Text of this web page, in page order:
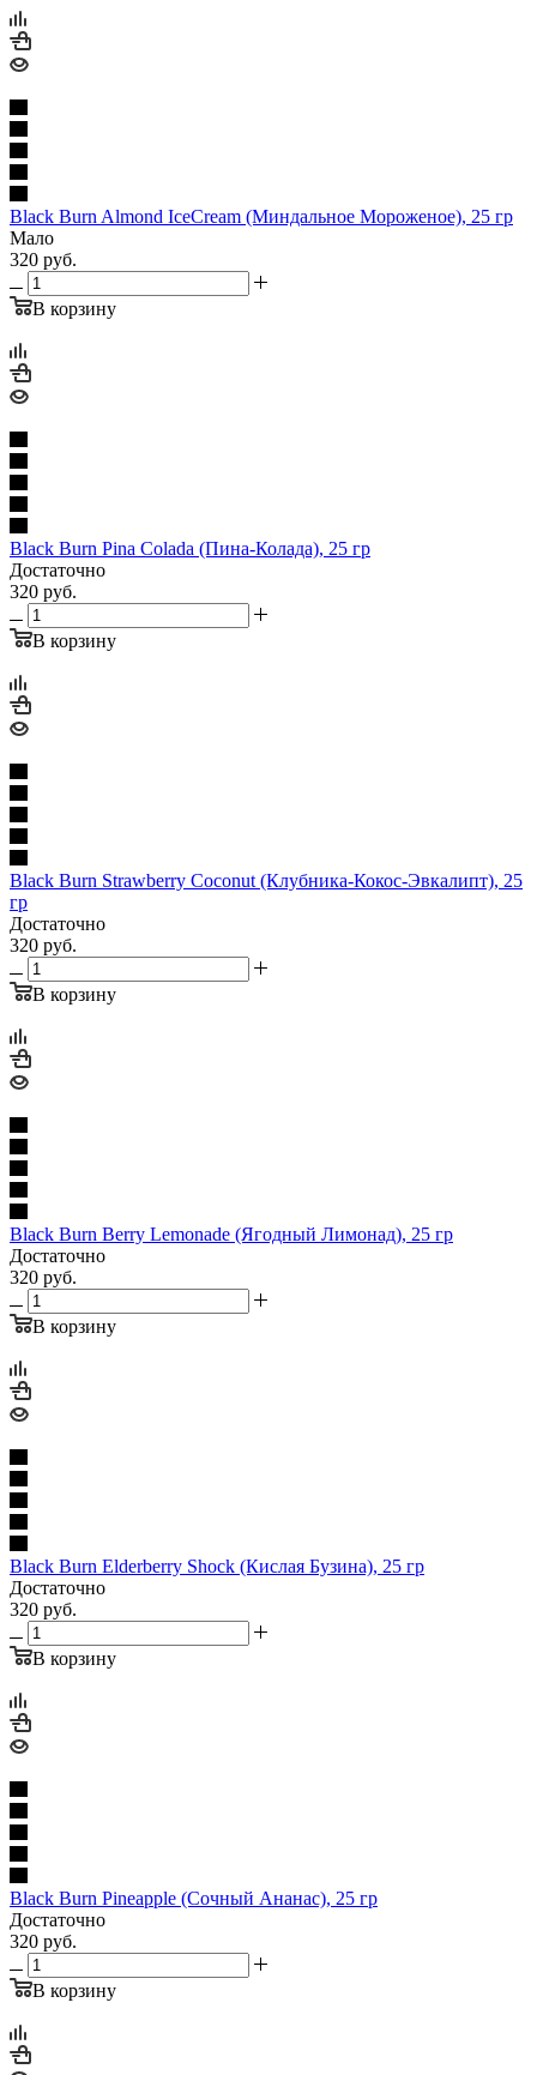
Black Burn Almond IceCream (Миндальное Мороженое), 25 гр
Мало
320 руб.
В корзину
Black Burn Pina Colada (Пина-Колада), 25 гр
Достаточно
320 руб.
В корзину
Black Burn Strawberry Coconut (Клубника-Кокос-Эвкалипт), 25
гр
Достаточно
320 руб.
В корзину
Black Burn Berry Lemonade (Ягодный Лимонад), 25 гр
Достаточно
320 руб.
В корзину
Black Burn Elderberry Shock (Кислая Бузина), 25 гр
Достаточно
320 руб.
В корзину
Black Burn Pineapple (Сочный Ананас), 25 гр
Достаточно
320 руб.
В корзину